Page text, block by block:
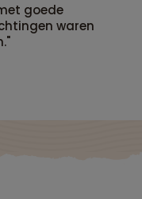
goede
waren